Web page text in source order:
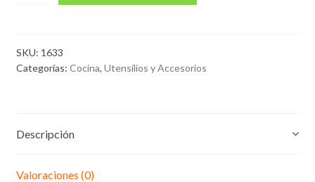
Molinillo
semiautomático
SKU: 1633
Categorías: Cocina, Utensílios y Accesorios
Descripción
Valoraciones (0)